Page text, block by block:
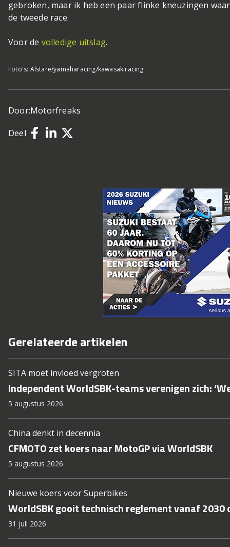
gebroken, maar ik heb een paar flinke kneuzingen
de tweede race.
Voor de volledige uitslag.
Foto's: Alstare/yamaharacing/kawasakiracing
Door:Motorfreaks
Deel
Gerelateerde artikelen
SITA moet invloed vergroten
Independent WorldSBK-teams verenigen zich:
5 augustus 2026
China denkt in decennia
CFMOTO zet koers naar MotoGP via WorldSBK
5 augustus 2026
Nieuwe koers voor Superbikes
WorldSBK gooit technisch reglement vanaf 2030
31 juli 2026